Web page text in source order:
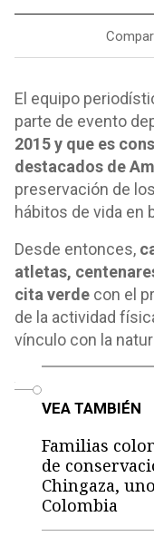
El equipo
parte de evento
2015 y que es
destacados de
preservación de
hábitos de vida en
Desde entonces,
atletas,
cita verde con el
de la actividad
vínculo con la
VEA TAMBIÉN
Familias
de
Chingaza,
Colombia